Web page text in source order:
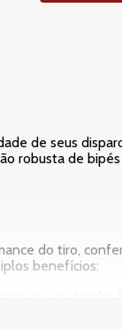
de seus
robusta de
do tiro,
benefícios: